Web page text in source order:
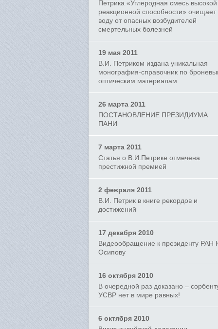
Петрика «Углеродная смесь высокой
реакционной способности» очищает
воду от опасных возбудителей
смертельных болезней
19 мая 2011
В.И. Петриком издана уникальная
монография-справочник по
оптическим материалам
26 марта 2011
ПОСТАНОВЛЕНИЕ ПРЕЗИДИУМА
ПАНИ
7 марта 2011
Статья о В.И.Петрике отмечена
престижной премией
2 февраля 2011
В.И. Петрик в книге рекордов и
достижений
17 декабря 2010
Видеообращение к президенту РАН
Осипову
16 октября 2010
В очередной раз доказано –
УСВР нет в мире равных!
6 октября 2010